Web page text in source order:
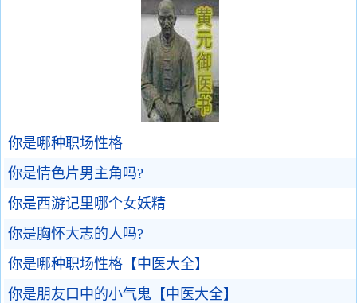
你是哪种职场性格
你是情色片男主角吗?
你是西游记里哪个女妖精
你是胸怀大志的人吗?
你是哪种职场性格【中医大全】
你是朋友口中的小气鬼【中医大全】